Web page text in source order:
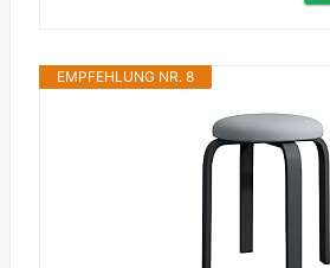
EMPFEHLUNG NR. 8